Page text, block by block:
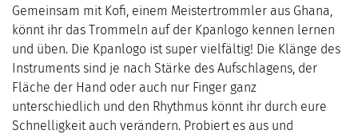
Gemeinsam mit Kofi, einem Meistertrommler aus Ghana,
könnt ihr das Trommeln auf der Kpanlogo kennen lernen
und üben. Die Kpanlogo ist super vielfältig! Die Klänge des
Instruments sind je nach Stärke des Aufschlagens, der
Fläche der Hand oder auch nur Finger ganz
unterschiedlich und den Rhythmus könnt ihr durch eure
Schnelligkeit auch verändern. Probiert es aus und